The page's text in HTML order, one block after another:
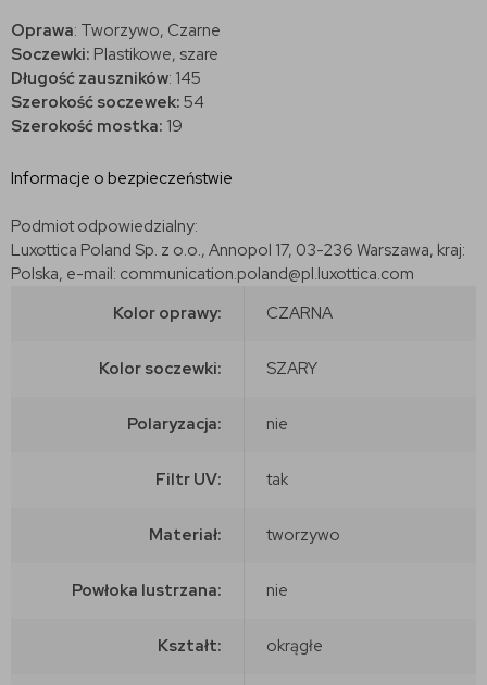
Oprawa: Tworzywo, Czarne
Soczewki: Plastikowe, szare
Długość zauszników: 145
Szerokość soczewek: 54
Szerokość mostka: 19
Informacje o bezpieczeństwie
Podmiot odpowiedzialny:
Luxottica Poland Sp. z o.o., Annopol 17, 03-236 Warszawa, kraj:
Polska, e-mail: communication.poland@pl.luxottica.com
Kolor oprawy:
CZARNA
Kolor soczewki: SZARY
Polaryzacja: nie
Filtr UV: tak
Materiał: tworzywo
Powłoka lustrzana: nie
Kształt: okrągłe